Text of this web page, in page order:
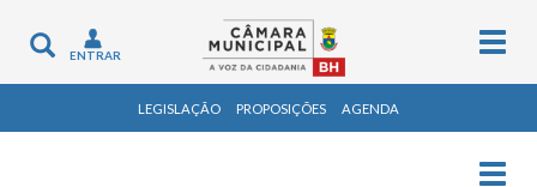
Toggle
navigation
ENTRAR
LEGISLAÇÃO PROPOSIÇÕES AGENDA